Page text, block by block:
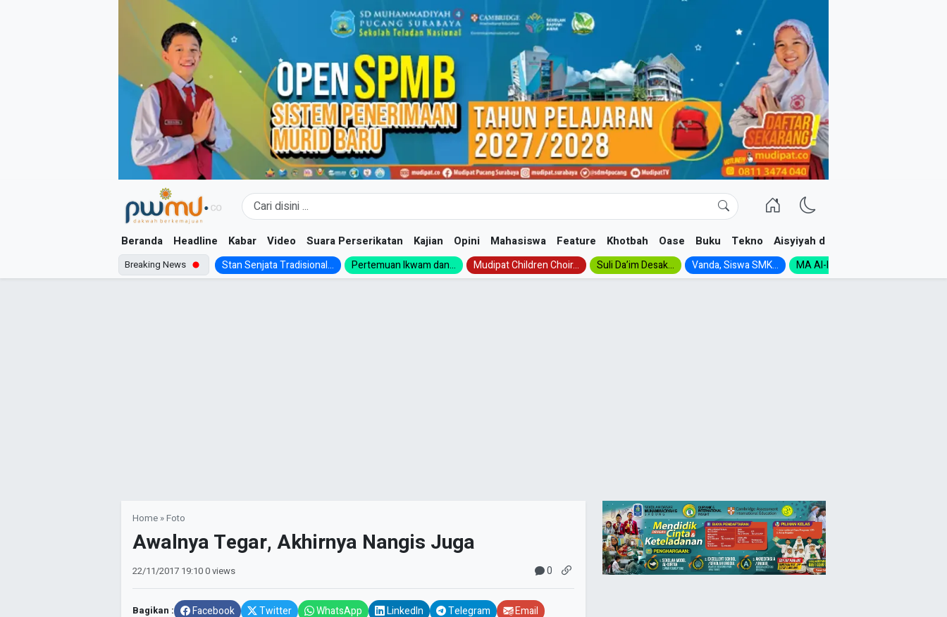
Beranda Headline Kabar Video Suara Perserikatan Kajian Opini Mahasiswa Feature Khotbah Oase Buku Tekno Aisyiyah dan NA
Breaking News Stan Senjata Tradisional... Pertemuan Ikwam dan... Mudipat Children Choir... Suli Da’im Desak... Vanda, Siswa SMK... MA Al-Ishlah Gelar...
Home »Foto
Awalnya Tegar, Akhirnya Nangis Juga
22/11/2017 19:100 views 0
Bagikan : Facebook Twitter WhatsApp LinkedIn Telegram Email